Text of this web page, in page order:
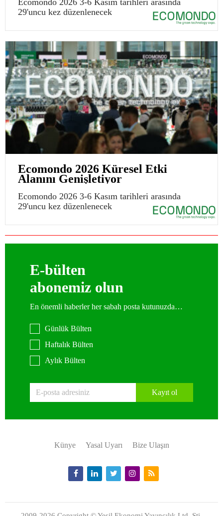
29'uncu kez düzenlenecek
Ecomondo 2026 Küresel Etki
Alanını Genişletiyor
Ecomondo 2026 3-6 Kasım tarihleri arasında
29'uncu kez düzenlenecek
E-bülten
abonemiz olun
En önemli haberler her sabah posta kutunuzda…
Günlük Bülten
Haftalık Bülten
Aylık Bülten
Kayıt ol
Künye Yasal Uyarı Bize Ulaşın